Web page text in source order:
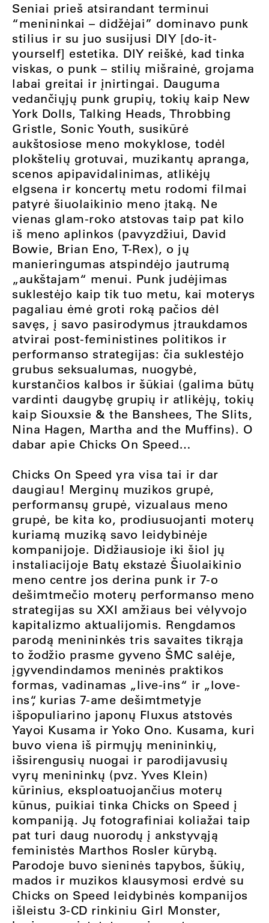
Seniai prieš atsirandant terminui
“menininkai – didžėjai” dominavo punk
stilius ir su juo susijusi DIY [do-it-
yourself] estetika. DIY reiškė, kad tinka
viskas, o punk – stilių mišrainė, grojama
labai greitai ir įnirtingai. Dauguma
vedančiųjų punk grupių, tokių kaip New
York Dolls, Talking Heads, Throbbing
Gristle, Sonic Youth, susikūrė
aukštosiose meno mokyklose, todėl
plokštelių grotuvai, muzikantų apranga,
scenos apipavidalinimas, atlikėjų
elgsena ir koncertų metu rodomi filmai
patyrė šiuolaikinio meno įtaką. Ne
vienas glam-roko atstovas taip pat kilo
iš meno aplinkos (pavyzdžiui, David
Bowie, Brian Eno, T-Rex), o jų
manieringumas atspindėjo jautrumą
„aukštajam“ menui. Punk judėjimas
suklestėjo kaip tik tuo metu, kai moterys
pagaliau ėmė groti roką pačios dėl
savęs, į savo pasirodymus įtraukdamos
atvirai post-feministines politikos ir
performanso strategijas: čia suklestėjo
grubus seksualumas, nuogybė,
kurstančios kalbos ir šūkiai (galima būtų
vardinti daugybę grupių ir atlikėjų, tokių
kaip Siouxsie & the Banshees, The Slits,
Nina Hagen, Martha and the Muffins). O
dabar apie Chicks On Speed…
Chicks On Speed yra visa tai ir dar
daugiau! Merginų muzikos grupė,
performansų grupė, vizualaus meno
grupė, be kita ko, prodiusuojanti moterų
kuriamą muziką savo leidybinėje
kompanijoje. Didžiausioje iki šiol jų
instaliacijoje Batų ekstazė Šiuolaikinio
meno centre jos derina punk ir 7-o
dešimtmečio moterų performanso meno
strategijas su XXI amžiaus bei vėlyvojo
kapitalizmo aktualijomis. Rengdamos
parodą menininkės tris savaites tikrąja
to žodžio prasme gyveno ŠMC salėje,
įgyvendindamos meninės praktikos
formas, vadinamas „live-ins“ ir „love-
ins“, kurias 7-ame dešimtmetyje
išpopuliarino japonų Fluxus atstovės
Yayoi Kusama ir Yoko Ono. Kusama, kuri
buvo viena iš pirmųjų menininkių,
išsirengusių nuogai ir parodijavusių
vyrų menininkų (pvz. Yves Klein)
kūrinius, eksploatuojančius moterų
kūnus, puikiai tinka Chicks on Speed į
kompaniją. Jų fotografiniai koliažai taip
pat turi daug nuorodų į ankstyvąją
feministės Marthos Rosler kūrybą.
Parodoje buvo sieninės tapybos, šūkių,
mados ir muzikos klausymosi erdvė su
Chicks on Speed leidybinės kompanijos
išleistu 3-CD rinkiniu Girl Monster,